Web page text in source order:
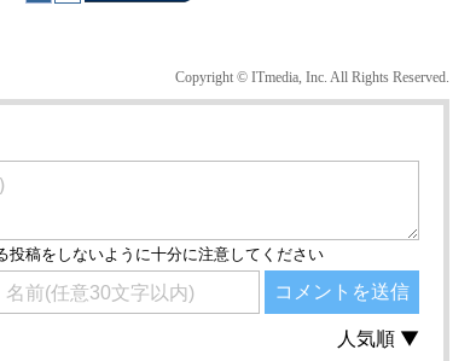
Copyright © ITmedia, Inc. All Rights Reserved.